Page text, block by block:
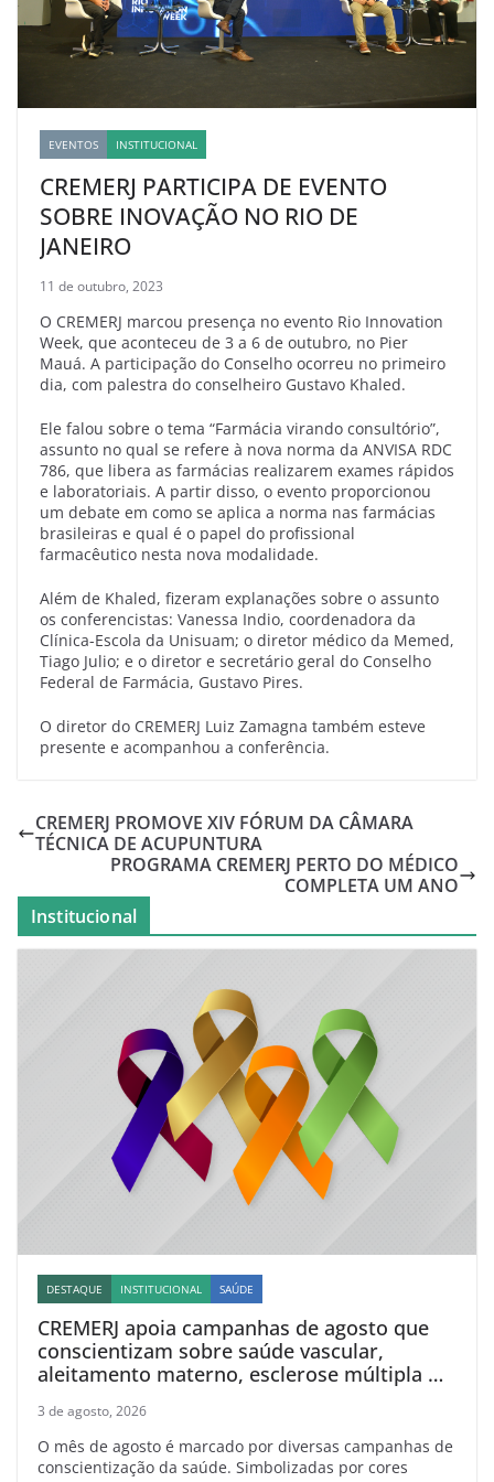
EVENTOS INSTITUCIONAL
CREMERJ PARTICIPA DE EVENTO
SOBRE INOVAÇÃO NO RIO DE
JANEIRO
11 de outubro, 2023
O CREMERJ marcou presença no evento Rio Innovation
Week, que aconteceu de 3 a 6 de outubro, no Pier
Mauá. A participação do Conselho ocorreu no primeiro
dia, com palestra do conselheiro Gustavo Khaled.
Ele falou sobre o tema “Farmácia virando consultório”,
assunto no qual se refere à nova norma da ANVISA RDC
786, que libera as farmácias realizarem exames rápidos
e laboratoriais. A partir disso, o evento proporcionou
um debate em como se aplica a norma nas farmácias
brasileiras e qual é o papel do profissional
farmacêutico nesta nova modalidade.
Além de Khaled, fizeram explanações sobre o assunto
os conferencistas: Vanessa Indio, coordenadora da
Clínica-Escola da Unisuam; o diretor médico da Memed,
Tiago Julio; e o diretor e secretário geral do Conselho
Federal de Farmácia, Gustavo Pires.
O diretor do CREMERJ Luiz Zamagna também esteve
presente e acompanhou a conferência.
CREMERJ PROMOVE XIV FÓRUM DA CÂMARA
TÉCNICA DE ACUPUNTURA
PROGRAMA CREMERJ PERTO DO MÉDICO
COMPLETA UM ANO
Institucional
DESTAQUE INSTITUCIONAL SAÚDE
CREMERJ apoia campanhas de agosto que
conscientizam sobre saúde vascular,
aleitamento materno, esclerose múltipla e
3 de agosto, 2026
O mês de agosto é marcado por diversas campanhas de
conscientização da saúde. Simbolizadas por cores